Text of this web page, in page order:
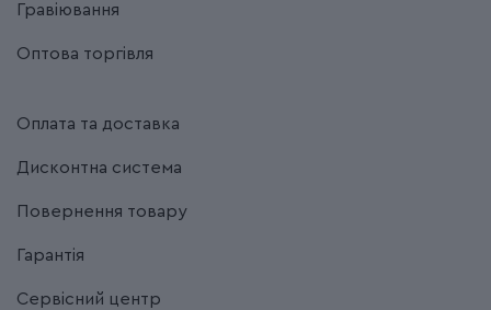
Гравіювання
Оптова торгівля
Оплата та доставка
Дисконтна система
Повернення товару
Гарантія
Сервісний центр